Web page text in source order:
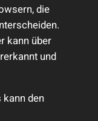
die
kann über
und
kann den